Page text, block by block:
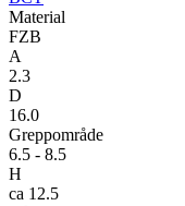
Material
FZB
A
2.3
D
16.0
Greppområde
6.5 - 8.5
H
ca 12.5